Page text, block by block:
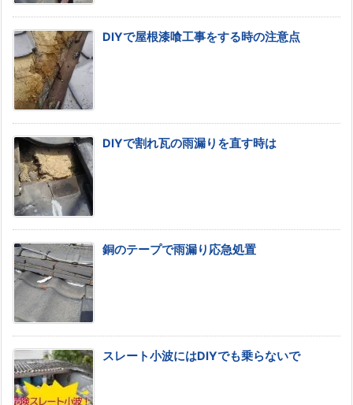
DIYで屋根漆喰工事をする時の注意点
DIYで割れ瓦の雨漏りを直す時は
銅のテープで雨漏り応急処置
スレート小波にはDIYでも乗らないで